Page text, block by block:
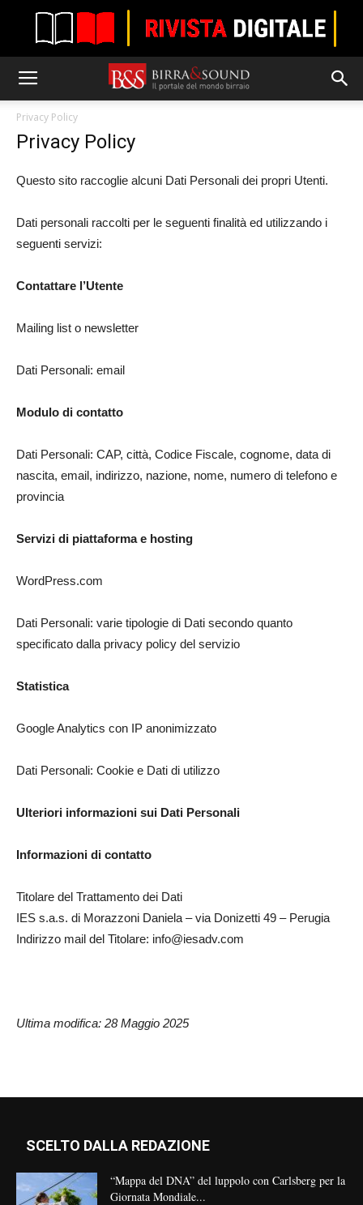
Privacy Policy
Privacy Policy
Questo sito raccoglie alcuni Dati Personali dei propri Utenti.
Dati personali raccolti per le seguenti finalità ed utilizzando i
seguenti servizi:
Contattare l’Utente
Mailing list o newsletter
Dati Personali: email
Modulo di contatto
Dati Personali: CAP, città, Codice Fiscale, cognome, data di
nascita, email, indirizzo, nazione, nome, numero di telefono e
provincia
Servizi di piattaforma e hosting
WordPress.com
Dati Personali: varie tipologie di Dati secondo quanto
specificato dalla privacy policy del servizio
Statistica
Google Analytics con IP anonimizzato
Dati Personali: Cookie e Dati di utilizzo
Ulteriori informazioni sui Dati Personali
Informazioni di contatto
Titolare del Trattamento dei Dati
IES s.a.s. di Morazzoni Daniela – via Donizetti 49 – Perugia
Indirizzo mail del Titolare: info@iesadv.com
Ultima modifica: 28 Maggio 2025
SCELTO DALLA REDAZIONE
“Mappa del DNA” del luppolo con Carlsberg per la
Giornata Mondiale...